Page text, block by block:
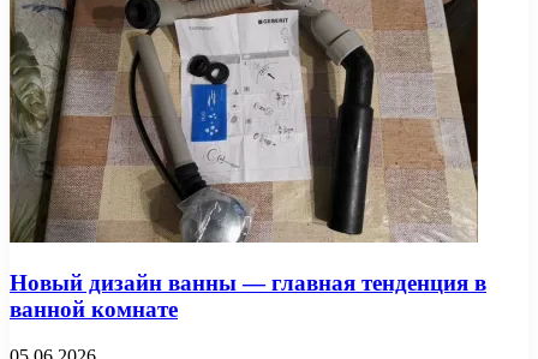
Новый дизайн ванны — главная тенденция в
ванной комнате